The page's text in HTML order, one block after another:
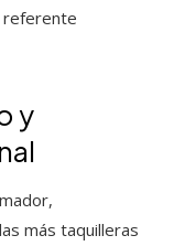
referente
y
más taquilleras